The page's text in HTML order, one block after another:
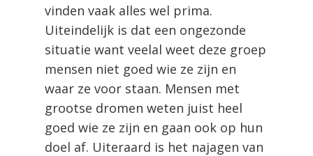
vinden vaak alles wel prima.
Uiteindelijk is dat een ongezonde
situatie want veelal weet deze groep
mensen niet goed wie ze zijn en
waar ze voor staan. Mensen met
grootse dromen weten juist heel
goed wie ze zijn en gaan ook op hun
doel af. Uiteraard is het najagen van